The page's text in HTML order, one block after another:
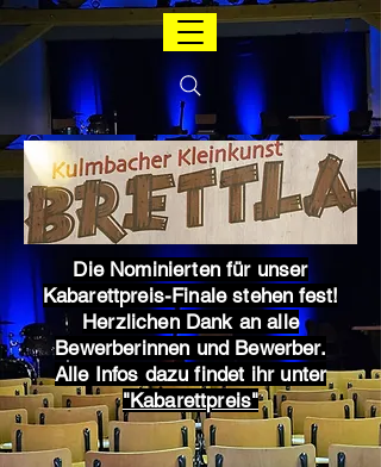
Die Nominierten für unser
Kabarettpreis-Finale stehen fest!
Herzlichen Dank an alle
Bewerberinnen und Bewerber.
Alle Infos dazu findet ihr unter
"Kabarettpreis"